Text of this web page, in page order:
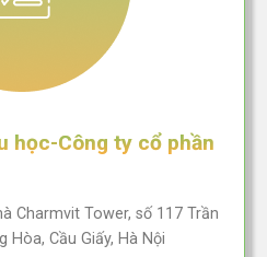
học-Công ty cổ phần
Charmvit Tower, số 117 Trần
Hòa, Cầu Giấy, Hà Nội